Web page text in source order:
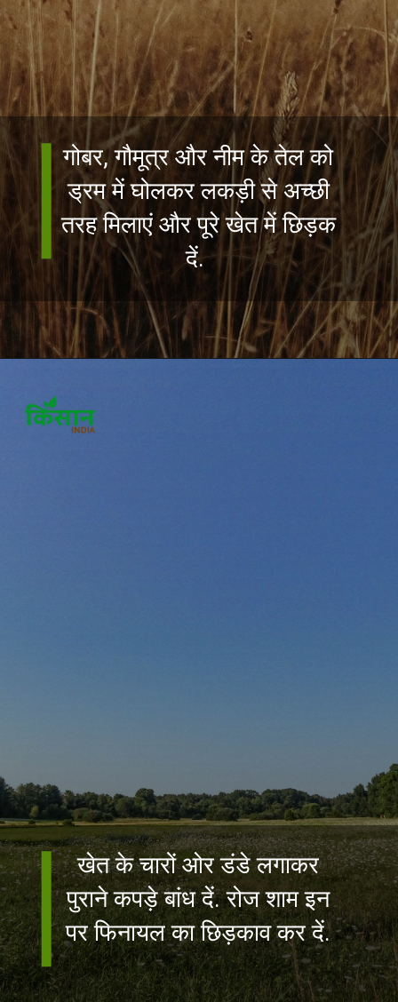
गोबर, गौमूत्र और नीम के तेल को
ड्रम में घोलकर लकड़ी से अच्छी
तरह मिलाएं और पूरे खेत में छिड़क
दें.
खेत के चारों ओर डंडे लगाकर
पुराने कपड़े बांध दें. रोज शाम इन
पर फिनायल का छिड़काव कर दें.